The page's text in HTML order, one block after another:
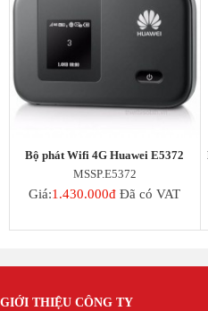
Bộ phát Wifi 4G Huawei E5372
MSSP.E5372
Giá:1.430.000đ Đã có VAT
GIỚI THIỆU CÔNG TY